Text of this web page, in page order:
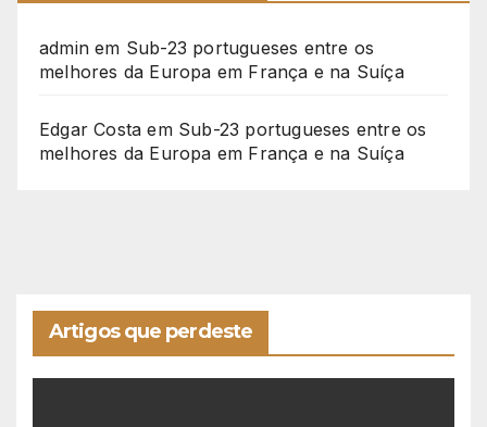
admin em Sub-23 portugueses entre os
melhores da Europa em França e na Suíça
Edgar Costa em Sub-23 portugueses entre os
melhores da Europa em França e na Suíça
Artigos que perdeste